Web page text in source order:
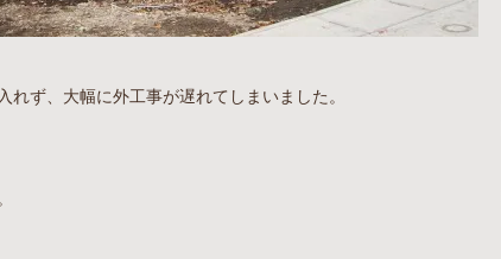
ず、大幅に外工事が遅れてしまいました。